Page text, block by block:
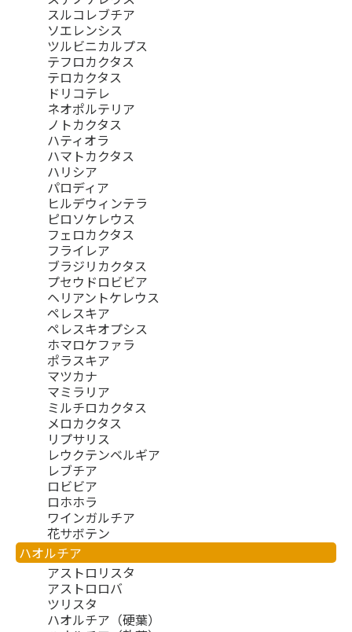
スルコレブチア
ソエレンシス
ツルビニカルプス
テフロカクタス
テロカクタス
ドリコテレ
ネオポルテリア
ノトカクタス
ハティオラ
ハマトカクタス
ハリシア
パロディア
ヒルデウィンテラ
ピロソケレウス
フェロカクタス
フライレア
ブラジリカクタス
プセウドロビビア
ヘリアントケレウス
ペレスキア
ペレスキオプシス
ホマロケファラ
ポラスキア
マツカナ
マミラリア
ミルチロカクタス
メロカクタス
リプサリス
レウクテンベルギア
レブチア
ロビビア
ロホホラ
ワインガルチア
花サボテン
ハオルチア
アストロリスタ
アストロロバ
ツリスタ
ハオルチア（硬葉）